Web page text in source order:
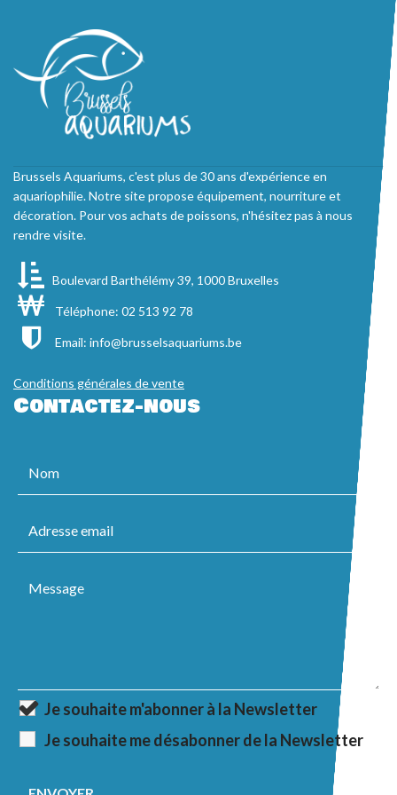
Brussels Aquariums, c'est plus de 30 ans d'expérience en
aquariophilie. Notre site propose équipement, nourriture et
décoration. Pour vos achats de poissons, n'hésitez pas à nous
rendre visite.
Boulevard Barthélémy 39, 1000 Bruxelles
Téléphone: 02 513 92 78
Email: info@brusselsaquariums.be
Conditions générales de vente
Contactez-nous
Je souhaite m'abonner à la Newsletter
Je souhaite me désabonner de la Newsletter